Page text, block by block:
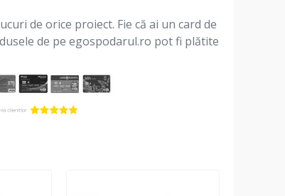
de orice proiect. Fie că ai un card de
de pe egospodarul.ro pot fi plătite